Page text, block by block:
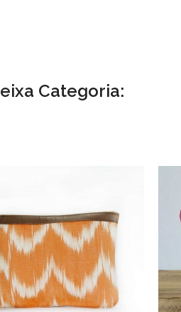
Categoria: